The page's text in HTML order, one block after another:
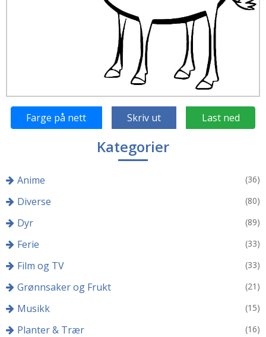
Farge på nett Skriv ut Last ned
Kategorier
Anime (36)
Diverse (80)
Dyr (89)
Ferie (33)
Film og TV (33)
Grønnsaker og Frukt (21)
Musikk (15)
Planter & Trær (16)